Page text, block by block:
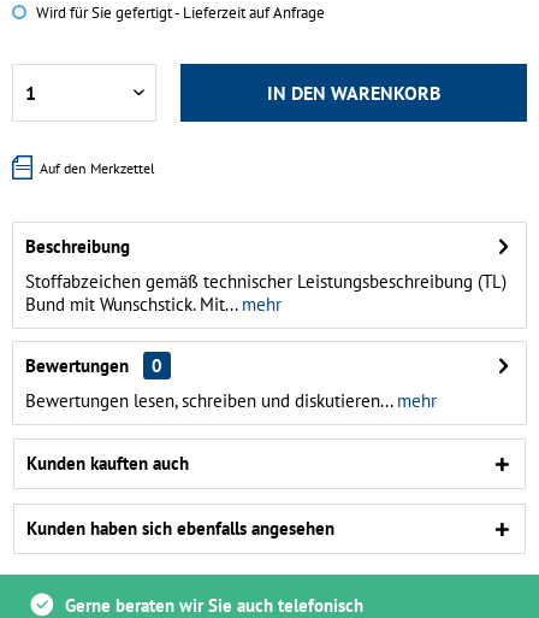
Wird für Sie gefertigt - Lieferzeit auf Anfrage
IN DEN WARENKORB
Auf den Merkzettel
Beschreibung
Stoffabzeichen gemäß technischer Leistungsbeschreibung (TL)
Bund mit Wunschstick. Mit...mehr
Bewertungen
0
Bewertungen lesen, schreiben und diskutieren...mehr
Kunden kauften auch
Kunden haben sich ebenfalls angesehen
Gerne beraten wir Sie auch telefonisch